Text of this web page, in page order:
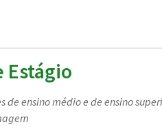
de ensino médio e de ensino